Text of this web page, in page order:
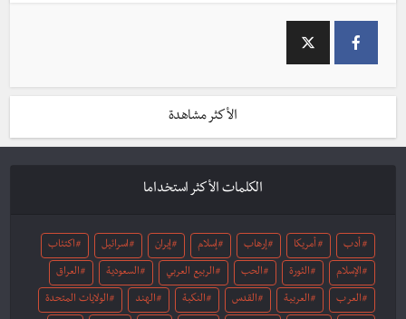
الأكثر مشاهدة
الكلمات الأكثر استخداما
أدب أمريكا إرهاب إسلام إيران اسرائيل اكتئاب
الإسلام الثورة الحب الربيع العربي السعودية العراق
العرب العربية القدس النكبة الهند الولايات المتحدة